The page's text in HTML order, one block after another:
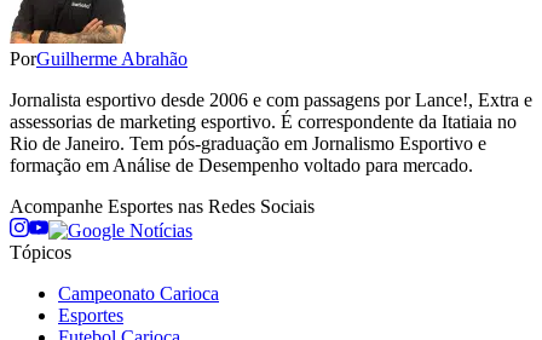
PorGuilherme Abrahão
Jornalista esportivo desde 2006 e com passagens por Lance!, Extra e
assessorias de marketing esportivo. É correspondente da Itatiaia no
Rio de Janeiro. Tem pós-graduação em Jornalismo Esportivo e
formação em Análise de Desempenho voltado para mercado.
Acompanhe Esportes nas Redes Sociais
Tópicos
Campeonato Carioca
Esportes